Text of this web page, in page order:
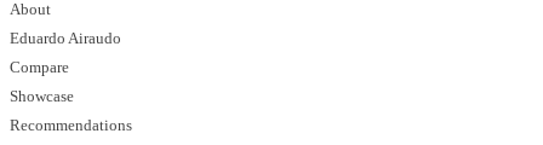
About
Eduardo Airaudo
Compare
Showcase
Recommendations